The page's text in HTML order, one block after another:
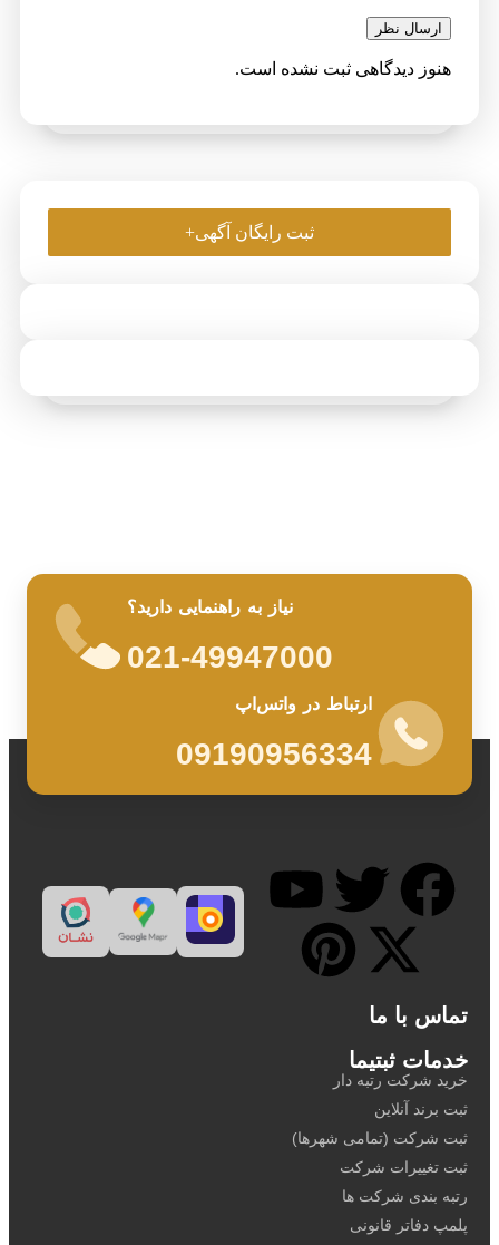
ارسال نظر
هنوز دیدگاهی ثبت نشده است.
ثبت رایگان آگهی+
نیاز به راهنمایی دارید؟
021-49947000
ارتباط در واتس‌اپ
09190956334
تماس با ما
خدمات ثبتیما
خرید شرکت رتبه دار
ثبت برند آنلاین
ثبت شرکت (تمامی شهرها)
ثبت تغییرات شرکت
رتبه بندی شرکت ها
پلمپ دفاتر قانونی